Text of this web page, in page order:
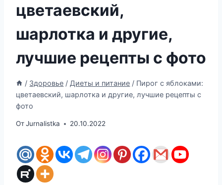
цветаевский,
шарлотка и другие,
лучшие рецепты с фото
/ Здоровье / Диеты и питание / Пирог с яблоками:
цветаевский, шарлотка и другие, лучшие рецепты с
фото
ОтJurnalistka 20.10.2022